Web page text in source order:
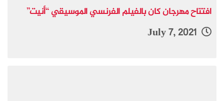
افتتاح مهرجان كان بالفيلم الفرنسي الموسيقي “أنيت”